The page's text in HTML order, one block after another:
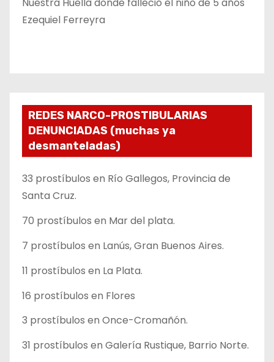
Ezequiel Ferreyra
REDES NARCO-PROSTIBULARIAS
DENUNCIADAS (muchas ya
desmanteladas)
33 prostíbulos en Río Gallegos, Provincia de
Santa Cruz.
70 prostíbulos en Mar del plata.
7 prostíbulos en Lanús, Gran Buenos Aires.
11 prostíbulos en La Plata.
16 prostíbulos en Flores
3 prostíbulos en Once-Cromañón.
31 prostíbulos en Galería Rustique, Barrio Norte.